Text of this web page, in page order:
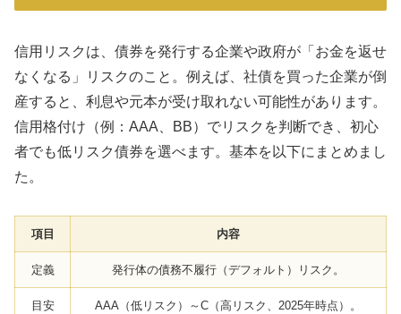
信用リスクは、債券を発行する企業や政府が「お金を返せ
なくなる」リスクのこと。例えば、社債を買った企業が倒
産すると、利息や元本が受け取れない可能性があります。
信用格付け（例：AAA、BB）でリスクを判断でき、初心
者でも低リスク債券を選べます。基本を以下にまとめまし
た。
項目 内容
定義 発行体の債務不履行（デフォルト）リスク。
目安 AAA（低リスク）～C（高リスク、2025年時点）。